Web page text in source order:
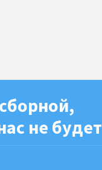
не будет